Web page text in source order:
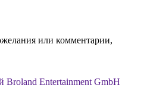
или комментарии,